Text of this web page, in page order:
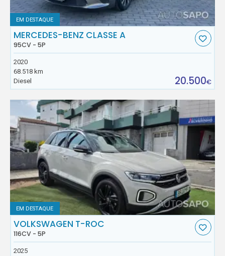
EM DESTAQUE
MERCEDES-BENZ CLASSE A
95CV - 5P
2020
68.518 km
Diesel
20.500€
EM DESTAQUE
VOLKSWAGEN T-ROC
116CV - 5P
2025